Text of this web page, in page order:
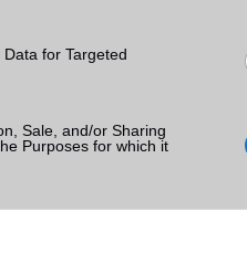
for Targeted
Sale, and/or Sharing
Purposes for which it